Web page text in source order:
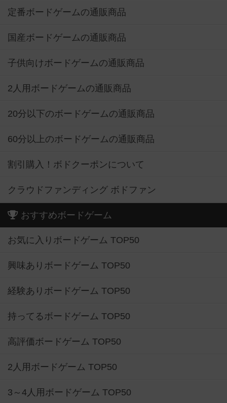
定番ボードゲームの通販商品
国産ボードゲームの通販商品
子供向けボードゲームの通販商品
2人用ボードゲームの通販商品
20分以下のボードゲームの通販商品
60分以上のボードゲームの通販商品
割引購入！ボドクーポンについて
クラウドファンディング ボドファン
おすすめボードゲーム
お気に入りボードゲーム TOP50
興味ありボードゲーム TOP50
経験ありボードゲーム TOP50
持ってるボードゲーム TOP50
高評価ボードゲーム TOP50
2人用ボードゲーム TOP50
3～4人用ボードゲーム TOP50